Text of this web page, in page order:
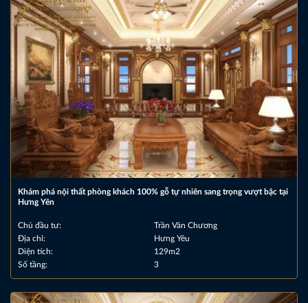
Khám phá nội thất phòng khách 100% gỗ tự nhiên sang trọng vượt bậc tại
Hưng Yên
Chủ đầu tư:
Trần Văn Chương
Địa chỉ:
Hưng Yêu
Diện tích:
129m2
Số tầng:
3